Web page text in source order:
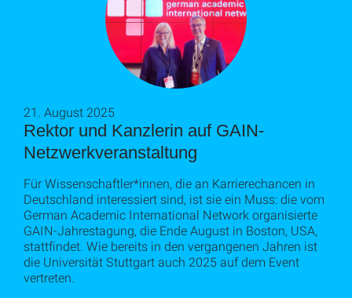
Rektor und Kanzlerin auf GAIN-
Netzwerkveranstaltung
21. August 2025
Für Wissenschaftler*innen, die an Karrierechancen in
Deutschland interessiert sind, ist sie ein Muss: die vom
German Academic International Network organisierte
GAIN-Jahrestagung, die Ende August in Boston, USA,
stattfindet. Wie bereits in den vergangenen Jahren ist
die Universität Stuttgart auch 2025 auf dem Event
vertreten.